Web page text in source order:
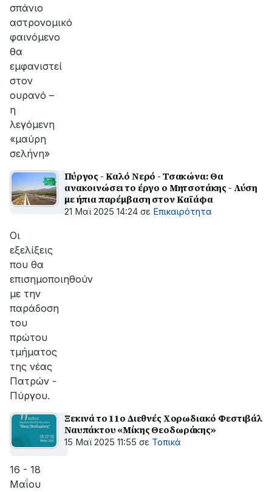
σπάνιο
αστρονομικό
φαινόμενο
θα
εμφανιστεί
στον
ουρανό –
η
λεγόμενη
«μαύρη
σελήνη»
Πύργος - Καλό Νερό - Τσακώνα: Θα
ανακοινώσει το έργο ο Μητσοτάκης - Λύση
με ήπια παρέμβαση στον Καϊάφα
21 Μαϊ 2025 14:24 σε Επικαιρότητα
Οι
εξελίξεις
που θα
επισημοποιηθούν
με την
παράδοση
του
πρώτου
τμήματος
της νέας
Πατρών -
Πύργου.
Ξεκινά το 11ο Διεθνές Χορωδιακό Φεστιβάλ
Ναυπάκτου «Μίκης Θεοδωράκης»
15 Μαϊ 2025 11:55 σε Τοπικά
16 - 18
Μαΐου